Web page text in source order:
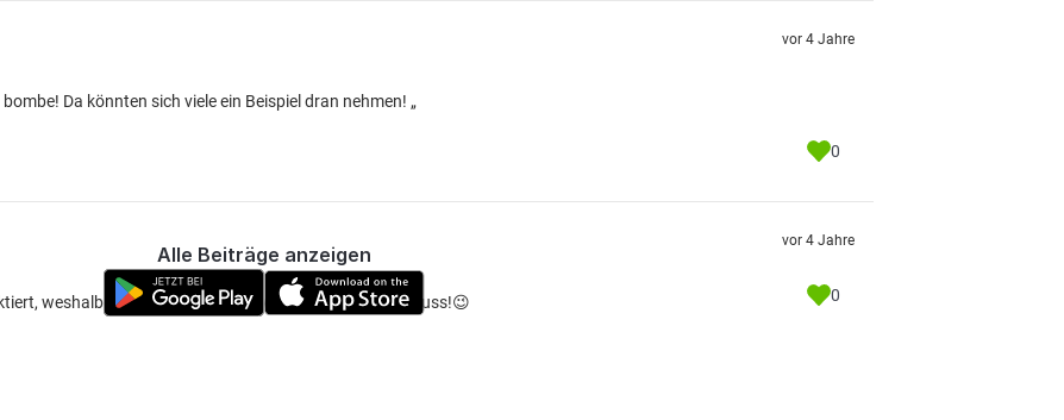
Da könnten sich viele ein Beispiel dran nehmen! „
vor 4 Jahre
0
weshalb ich die gedultsfrage wohl zurücknehmen muss!😉
vor 4 Jahre
0
Alle Beiträge anzeigen